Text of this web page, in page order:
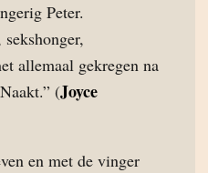
Peter.
allemaal gekregen na
(Joyce
en met de vinger